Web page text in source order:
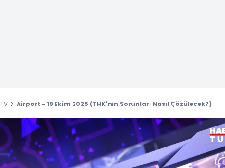
TV Airport - 19 Ekim 2025 (THK'nın Sorunları Nasıl Çözülecek?)